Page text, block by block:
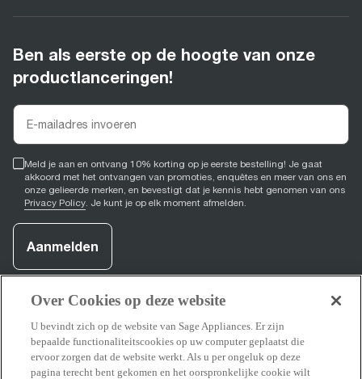
Ben als eerste op de hoogte van onze
productlanceringen!
Meld je aan en ontvang 10% korting op je eerste bestelling! Je gaat
akkoord met het ontvangen van promoties, enquêtes en meer van ons en
onze gelieerde merken, en bevestigt dat je kennis hebt genomen van ons
Privacy Policy. Je kunt je op elk moment afmelden.
Aanmelden
Over Cookies op deze website
U bevindt zich op de website van Sage Appliances. Er zijn
bepaalde functionaliteitscookies op uw computer geplaatst die
ervoor zorgen dat de website werkt. Als u per ongeluk op deze
pagina terecht bent gekomen en het oorspronkelijke cookie wilt